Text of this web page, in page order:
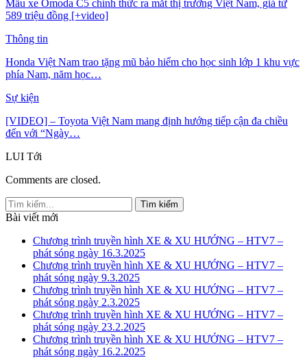
Mẫu xe Omoda C5 chính thức ra mắt thị trường Việt Nam, giá từ
589 triệu đồng [+video]
Thông tin
Honda Việt Nam trao tặng mũ bảo hiểm cho học sinh lớp 1 khu vực
phía Nam, năm học…
Sự kiện
[VIDEO] – Toyota Việt Nam mang định hướng tiếp cận đa chiều
đến với “Ngày…
LUI Tới
Comments are closed.
Bài viết mới
Chương trình truyền hình XE & XU HƯỚNG – HTV7 –
phát sóng ngày 16.3.2025
Chương trình truyền hình XE & XU HƯỚNG – HTV7 –
phát sóng ngày 9.3.2025
Chương trình truyền hình XE & XU HƯỚNG – HTV7 –
phát sóng ngày 2.3.2025
Chương trình truyền hình XE & XU HƯỚNG – HTV7 –
phát sóng ngày 23.2.2025
Chương trình truyền hình XE & XU HƯỚNG – HTV7 –
phát sóng ngày 16.2.2025